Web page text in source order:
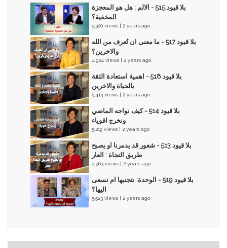
بلا قيود 515 - الالم : هل هو المعجزة
المخفية؟
5,320 views | 2 years ago
بلا قيود 517 - ما معنى ان تُعرف من الله
والاخرين؟
4,924 views | 2 years ago
بلا قيود 518 - اهمية استعادة الثقة
بالحياة والاخرين
5,413 views | 2 years ago
بلا قيود 514 - كيف نواجه الماضي
ونخرج اقوياء
5,219 views | 2 years ago
بلا قيود 513 - شعور قد يدمرنا او يصبح
طريق النجاة : العار
4,963 views | 2 years ago
بلا قيود 519 - الوحدة: نتجنبها ام نسعى
اليها؟
5,523 views | 2 years ago